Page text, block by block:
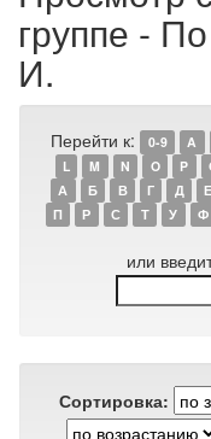
группе -
И.
Перейти к: 0-9 A
L
M N O P
А
Б В Г Д Е
П
Р С Т У Ф
или
Сортировка: